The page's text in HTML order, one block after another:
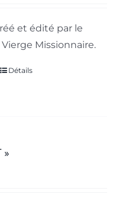
et édité par le
Missionnaire.
Détails
»